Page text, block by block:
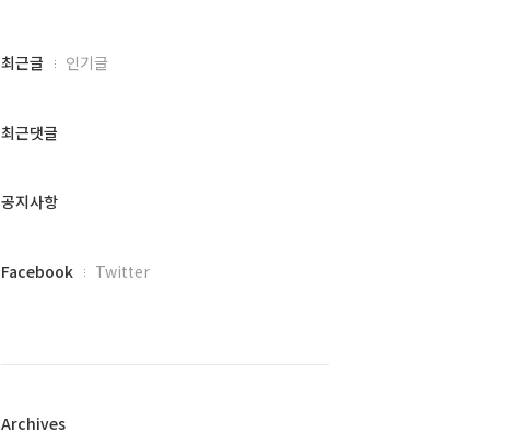
최
과
글
최근글 인기글
최근댓글
공지사항
페
플
Facebook Twitter
Archives